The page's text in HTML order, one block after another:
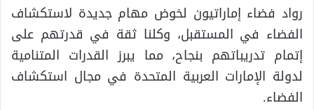
رواد فضاء إماراتيون لخوض مهام جديدة لاستكشاف
الفضاء في المستقبل، وكلنا ثقة في قدرتهم على
إتمام تدريباتهم بنجاح، مما يبرز القدرات المتنامية
لدولة الإمارات العربية المتحدة في مجال استكشاف
الفضاء.